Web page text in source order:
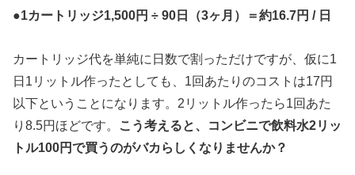
●1カートリッジ1,500円 ÷ 90日（3ヶ月）＝約16.7円 / 日
カートリッジ代を単純に日数で割っただけですが、仮に1
日1リットル作ったとしても、1回あたりのコストは17円
以下ということになります。2リットル作ったら1回あた
り8.5円ほどです。 こう考えると、コンビニで飲料水2リッ
トル100円で買うのがバカらしくなりませんか？